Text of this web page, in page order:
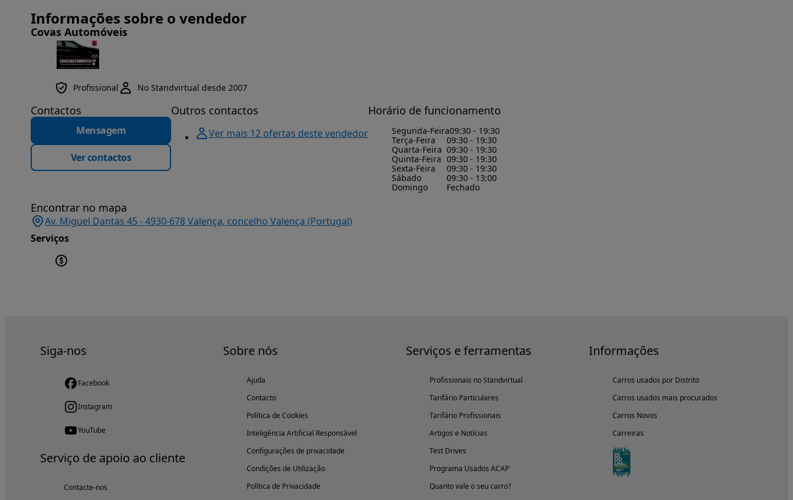
Informações sobre o vendedor
Covas Automóveis
Profissional No Standvirtual desde 2007
Contactos
Mensagem
Ver contactos
Outros contactos
Ver mais 12 ofertas deste vendedor
Horário de funcionamento
Segunda-Feira09:30 - 19:30
Terça-Feira
09:30 - 19:30
Quarta-Feira 09:30 - 19:30
Quinta-Feira 09:30 - 19:30
Sexta-Feira
09:30 - 19:30
Sábado
09:30 - 13:00
Domingo
Fechado
Encontrar no mapa
Av. Miguel Dantas 45 - 4930-678 Valença, concelho Valença (Portugal)
Serviços
Siga-nos
Facebook
Instagram
YouTube
Serviço de apoio ao cliente
Contacte-nos
Sobre nós
Ajuda
Contacto
Política de Cookies
Inteligência Artificial Responsável
Configurações de privacidade
Condições de Utilização
Política de Privacidade
Serviços e ferramentas
Profissionais no Standvirtual
Tarifário Particulares
Tarifário Profissionais
Artigos e Notícias
Test Drives
Programa Usados ACAP
Quanto vale o seu carro?
Informações
Carros usados por Distrito
Carros usados mais procurados
Carros Novos
Carreiras